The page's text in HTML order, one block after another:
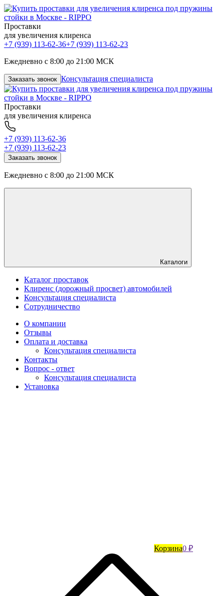
Проставки
для увеличения клиренса
+7 (939) 113-62-36+7 (939) 113-62-23
Ежедневно с 8:00 до 21:00 МСК
Заказать звонок Консультация специалиста
Проставки
для увеличения клиренса
+7 (939) 113-62-36
+7 (939) 113-62-23
Заказать звонок
Ежедневно с 8:00 до 21:00 МСК
Каталоги
Каталог проставок
Клиренс (дорожный просвет) автомобилей
Консультация специалиста
Сотрудничество
О компании
Отзывы
Оплата и доставка
Консультация специалиста
Контакты
Вопрос - ответ
Консультация специалиста
Установка
Корзина0 ₽